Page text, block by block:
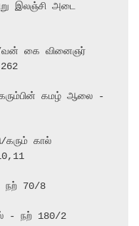
இலஞ்சி அடை
கை வினைஞர்
கமழ் ஆலை -
/கரும் கால்
- நற் 180/2